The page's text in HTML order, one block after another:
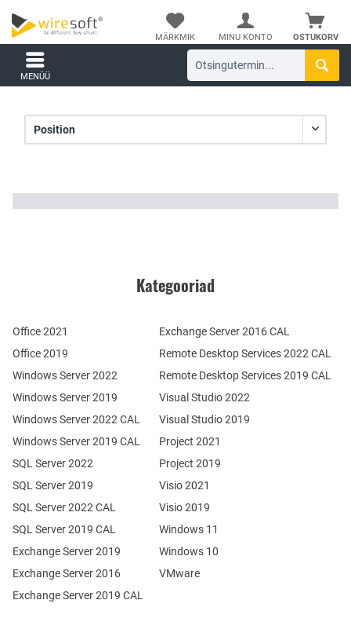
OSTUKORV
MÄRKMIK MINU KONTO
MENÜÜ
Kategooriad
Office 2021
Office 2019
Windows Server 2022
Windows Server 2019
Exchange Server 2019
Exchange Server 2016
SQL Server 2022
SQL Server 2019
Windows Server 2022 CAL
Windows Server 2019 CAL
SQL Server 2022 CAL
SQL Server 2019 CAL
Remote Desktop Services 2022 CAL
Remote Desktop Services 2019 CAL
Exchange Server 2019 CAL
Exchange Server 2016 CAL
Visual Studio 2022
Visual Studio 2019
Project 2021
Project 2019
Visio 2021
Visio 2019
Windows 11
Windows 10
VMware